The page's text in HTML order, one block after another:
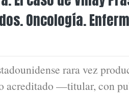
Oncología.
rara vez
acreditado —titular, con